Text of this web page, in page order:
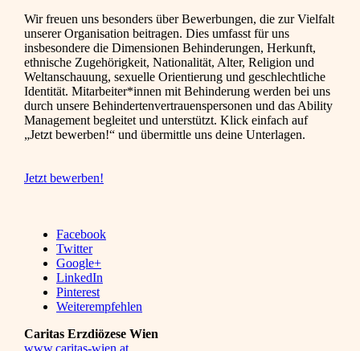
Wir freuen uns besonders über Bewerbungen, die zur Vielfalt
unserer Organisation beitragen. Dies umfasst für uns
insbesondere die Dimensionen Behinderungen, Herkunft,
ethnische Zugehörigkeit, Nationalität, Alter, Religion und
Weltanschauung, sexuelle Orientierung und geschlechtliche
Identität. Mitarbeiter*innen mit Behinderung werden bei uns
durch unsere Behindertenvertrauenspersonen und das Ability
Management begleitet und unterstützt. Klick einfach auf
„Jetzt bewerben!“ und übermittle uns deine Unterlagen.
Jetzt bewerben!
Facebook
Twitter
Google+
LinkedIn
Pinterest
Weiterempfehlen
Caritas Erzdiözese Wien